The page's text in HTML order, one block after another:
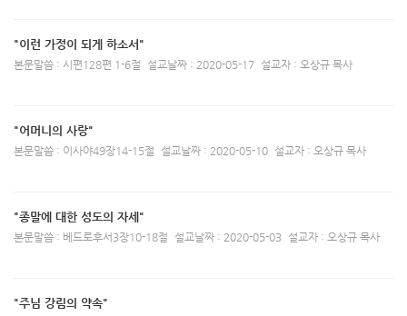
"이런 가정이 되게 하소서"
본문말씀 : 시편128편 1-6절 설교날짜 : 2020-05-17 설교자 : 오상규 목사
"어머니의 사랑"
본문말씀 : 이사야49장14-15절 설교날짜 : 2020-05-10 설교자 : 오상규 목사
"종말에 대한 성도의 자세"
본문말씀 : 베드로후서3장10-18절 설교날짜 : 2020-05-03 설교자 : 오상규 목사
"주님 강림의 약속"